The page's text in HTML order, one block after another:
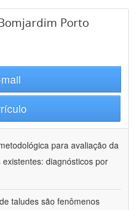
Porto
para avaliação da
diagnósticos por
taludes são fenômenos